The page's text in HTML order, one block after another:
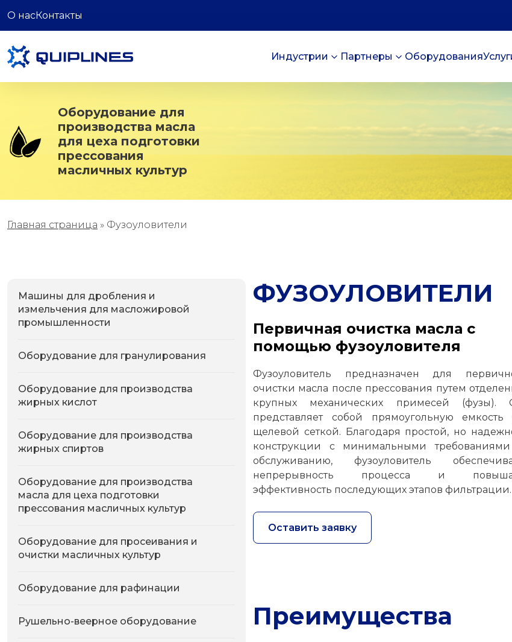
О насКонтакты
Индустрии Партнеры Оборудования
Оборудование для
производства масла
для цеха подготовки
прессования
масличных культур
Главная страница » Фузоуловители
Машины для дробления и
измельчения для масложировой
промышленности
Оборудование для гранулирования
Оборудование для производства
жирных кислот
Оборудование для производства
жирных спиртов
Оборудование для производства
масла для цеха подготовки
прессования масличных культур
Оборудование для просеивания и
очистки масличных культур
Оборудование для рафинации
Рушельно-веерное оборудование
ФУЗОУЛОВИТЕЛИ
Первичная очистка масла с
помощью фузоуловителя
Фузоуловитель предназначен для
очистки масла после прессования путем
крупных механических примесей (фузы).
представляет собой прямоугольную емкость
щелевой сеткой. Благодаря простой, но
конструкции с минимальными
обслуживанию, фузоуловитель
непрерывность процесса и
эффективность последующих этапов фильтрации.
Оставить заявку
Преимущества